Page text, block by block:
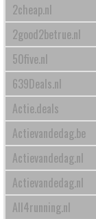
2cheap.nl
2good2betrue.nl
50five.nl
639Deals.nl
Actie.deals
Actievandedag.be
Actievandedag.nl
Actievandedag.nl
All4running.nl